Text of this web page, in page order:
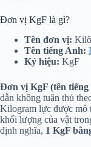
Đơn vị KgF là gì?
Tên đơn vị:
Tên tiếng Anh:
Ký hiệu: KgF
Đơn vị KgF (tên
dẫn không tuân thủ
Kilogram lực được mô
khối lượng của vật
định nghĩa, 1 KgF